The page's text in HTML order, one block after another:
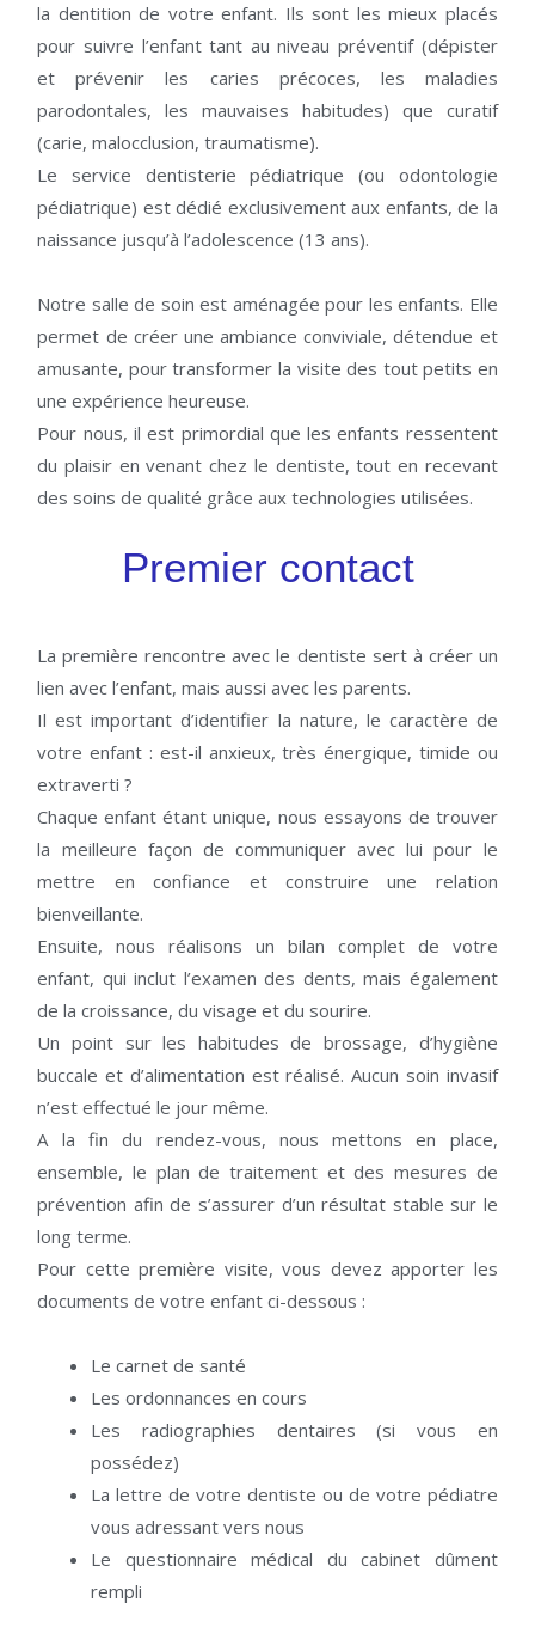
la dentition de votre enfant. Ils sont les mieux placés
pour suivre l’enfant tant au niveau préventif (dépister
et prévenir les caries précoces, les maladies
parodontales, les mauvaises habitudes) que curatif
(carie, malocclusion, traumatisme).
Le service dentisterie pédiatrique (ou odontologie
pédiatrique) est dédié exclusivement aux enfants, de la
naissance jusqu’à l’adolescence (13 ans).
Notre salle de soin est aménagée pour les enfants. Elle
permet de créer une ambiance conviviale, détendue et
amusante, pour transformer la visite des tout petits en
une expérience heureuse.
Pour nous, il est primordial que les enfants ressentent
du plaisir en venant chez le dentiste, tout en recevant
des soins de qualité grâce aux technologies utilisées.
Premier contact
La première rencontre avec le dentiste sert à créer un
lien avec l’enfant, mais aussi avec les parents.
Il est important d’identifier la nature, le caractère de
votre enfant : est-il anxieux, très énergique, timide ou
extraverti ?
Chaque enfant étant unique, nous essayons de trouver
la meilleure façon de communiquer avec lui pour le
mettre en confiance et construire une relation
bienveillante.
Ensuite, nous réalisons un bilan complet de votre
enfant, qui inclut l’examen des dents, mais également
de la croissance, du visage et du sourire.
Un point sur les habitudes de brossage, d’hygiène
buccale et d’alimentation est réalisé. Aucun soin invasif
n’est effectué le jour même.
A la fin du rendez-vous, nous mettons en place,
ensemble, le plan de traitement et des mesures de
prévention afin de s’assurer d’un résultat stable sur le
long terme.
Pour cette première visite, vous devez apporter les
documents de votre enfant ci-dessous :
Le carnet de santé
Les ordonnances en cours
Les radiographies dentaires (si vous en
possédez)
La lettre de votre dentiste ou de votre pédiatre
vous adressant vers nous
Le questionnaire médical du cabinet dûment
rempli